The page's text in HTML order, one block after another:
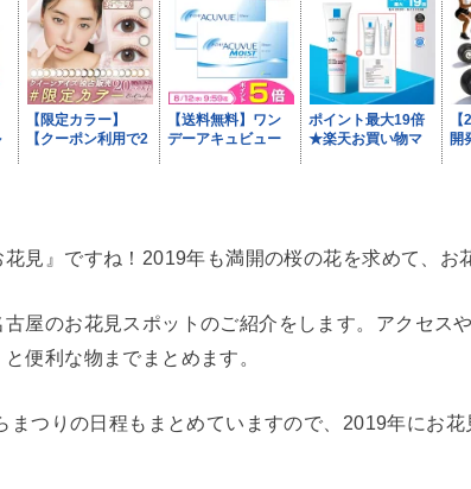
見』ですね！2019年も満開の桜の花を求めて、お
古屋のお花見スポットのご紹介をします。アクセス
便利な物までまとめます。
まつりの日程もまとめていますので、2019年にお